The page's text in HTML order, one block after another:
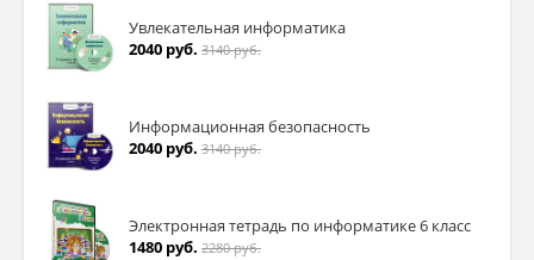
Увлекательная информатика
2040 руб. 3140 руб.
Информационная безопасность
2040 руб. 3140 руб.
Электронная тетрадь по информатике 6 класс
1480 руб. 2280 руб.